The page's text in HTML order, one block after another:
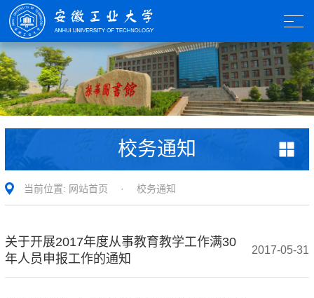
校务通知
当前位置: 网站首页 · 校务通知
关于开展2017年度从事教育教学工作满30
年人员申报工作的通知
2017-05-31